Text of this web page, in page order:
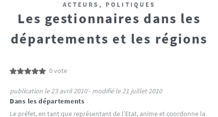
ACTEURS, POLITIQUES
Les gestionnaires dans les
départements et les régions
0 vote
publication le 23 avril 2010 - modifié le 21 juillet 2010
Dans les départements
Le préfet, en tant que représentant de l’Etat, anime et coordonne la